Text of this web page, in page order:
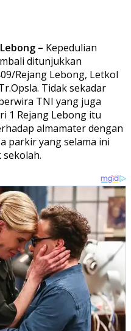
– Kepedulian
ditunjukkan
Rejang Lebong, Letkol
Tidak sekadar
TNI yang juga
1 Rejang Lebong itu
almamater dengan
parkir yang selama ini